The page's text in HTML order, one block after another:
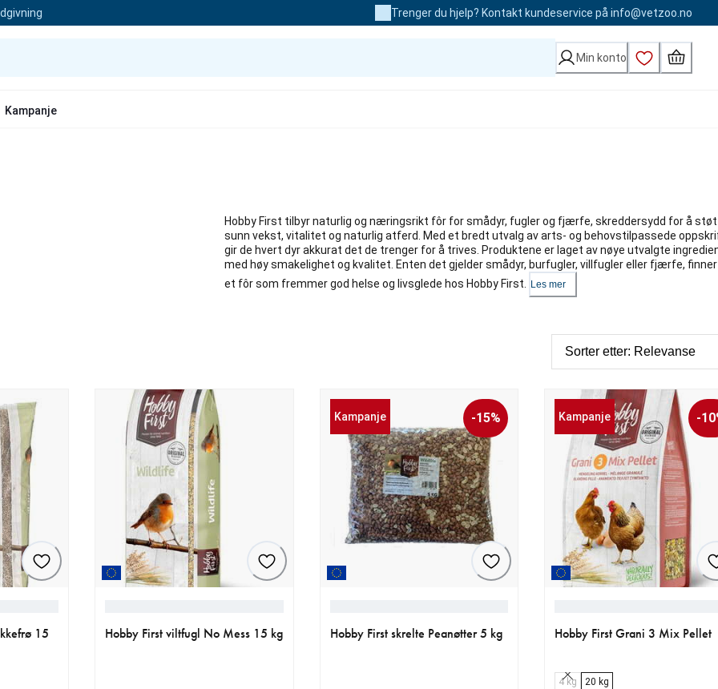
Trenger du hjelp? Kontakt kundeservice på info@vetzoo.no
Min konto
Kampanje
Hobby First tilbyr naturlig og næringsrikt fôr for smådyr, fugler og fjærfe, skreddersydd for å
sunn vekst, vitalitet og naturlig atferd. Med et bredt utvalg av arts- og behovstilpassede
gir de hvert dyr akkurat det de trenger for å trives. Produktene er laget av nøye utvalgte
med høy smakelighet og kvalitet. Enten det gjelder smådyr, burfugler, villfugler eller fjærfe,
et fôr som fremmer god helse og livsglede hos Hobby First.
Les mer
15 Hobby First viltfugl No Mess 15 kg
Kampanje -15%
Hobby First skrelte Peanøtter 5 kg
Kampanje -
Hobby First Grani 3 Mix Pellet
4 kg 20 kg